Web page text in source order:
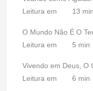
Leitura em
13 min
O Mundo Não É O
Leitura em
5 min
Vivendo em Deus, O
Leitura em
6 min